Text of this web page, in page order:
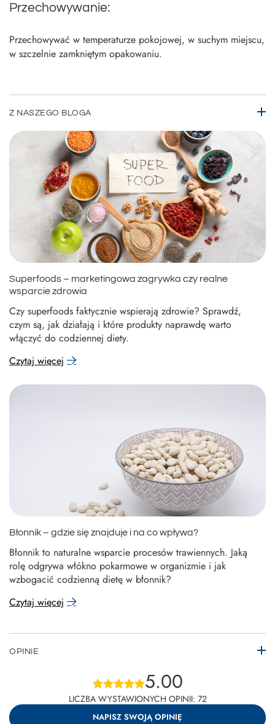
Przechowywanie:
Przechowywać w temperaturze pokojowej, w suchym miejscu,
w szczelnie zamkniętym opakowaniu.
Z NASZEGO BLOGA
Superfoods – marketingowa zagrywka czy realne
wsparcie zdrowia
Czy superfoods faktycznie wspierają zdrowie? Sprawdź,
czym są, jak działają i które produkty naprawdę warto
włączyć do codziennej diety.
Czytaj więcej
Błonnik – gdzie się znajduje i na co wpływa?
Błonnik to naturalne wsparcie procesów trawiennych. Jaką
rolę odgrywa włókno pokarmowe w organizmie i jak
wzbogacić codzienną dietę w błonnik?
Czytaj więcej
OPINIE
5.00
LICZBA WYSTAWIONYCH OPINII: 72
NAPISZ SWOJĄ OPINIĘ